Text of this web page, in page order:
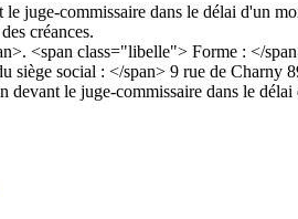
juge-commissaire dans le délai d'un
créances.
class="libelle"> Forme : </
siège social : </span> 9 rue de
devant le juge-commissaire dans le